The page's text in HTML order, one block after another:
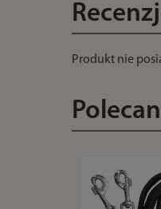
Produkt nie